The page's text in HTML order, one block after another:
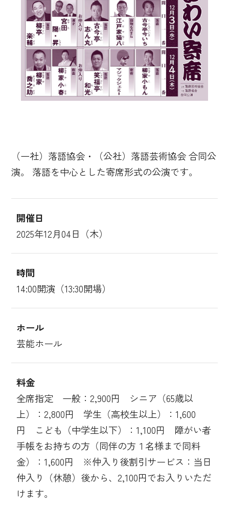
（一社）落語協会・（公社）落語芸術協会 合同公
演。 落語を中心とした寄席形式の公演です。
開催日
2025年12月04日（木）
時間
14:00開演（13:30開場）
ホール
芸能ホール
料金
全席指定 一般：2,900円 シニア（65歳以
上）：2,800円 学生（高校生以上）：1,600
円 こども（中学生以下）：1,100円 障がい者
手帳をお持ちの方（同伴の方１名様まで同料
金）：1,600円 ※仲入り後割引サービス：当日
仲入り（休憩）後から、2,100円でお入りいただ
けます。